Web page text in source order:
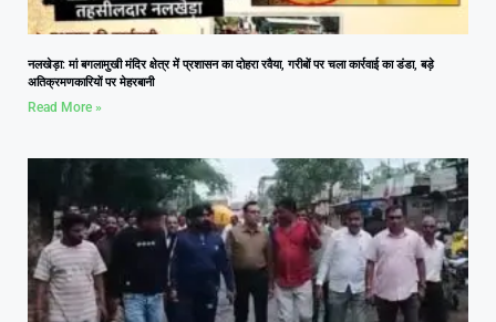
नलखेड़ा: मां बगलामुखी मंदिर क्षेत्र में प्रशासन का दोहरा रवैया, गरीबों पर चला कार्रवाई का डंडा, बड़े
अतिक्रमणकारियों पर मेहरबानी
Read More »